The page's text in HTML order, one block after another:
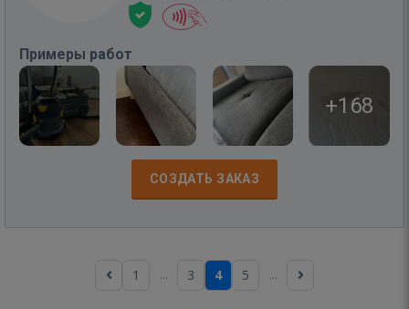
Примеры работ
+168
СОЗДАТЬ ЗАКАЗ
1 ... 3 4 5 ...